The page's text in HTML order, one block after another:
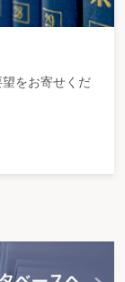
をお寄せくだ